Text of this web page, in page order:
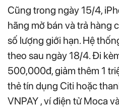
Cũng trong ngày 15/4,
hãng mở bán và trả hàng
số lượng giới hạn. Hệ
theo sau ngày 18/4. Đi
500,000đ, giảm thêm 1
thẻ tín dụng Citi hoặc
VNPAY , ví điện tử Moca